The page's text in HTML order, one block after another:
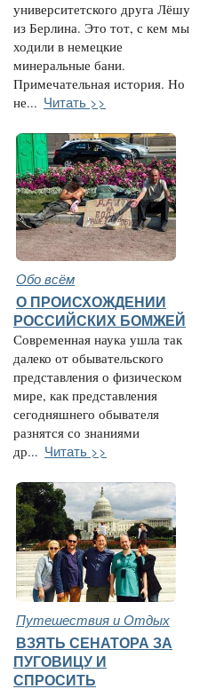
университетского друга Лёшу
из Берлина. Это тот, с кем мы
ходили в немецкие
минеральные бани.
Примечательная история. Но
не... Читать >>
Обо всём
О ПРОИСХОЖДЕНИИ
РОССИЙСКИХ БОМЖЕЙ
Современная наука ушла так
далеко от обывательского
представления о физическом
мире, как представления
сегодняшнего обывателя
разнятся со знаниями
др... Читать >>
Путешествия и Отдых
ВЗЯТЬ СЕНАТОРА ЗА
ПУГОВИЦУ И
СПРОСИТЬ